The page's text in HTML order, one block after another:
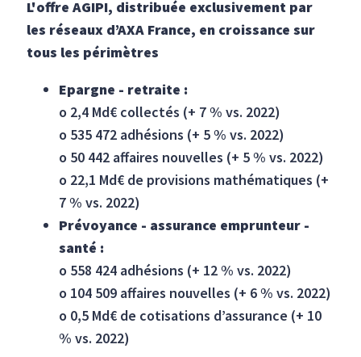
L'offre AGIPI, distribuée exclusivement par
les réseaux d’AXA France, en croissance sur
tous les périmètres
Epargne - retraite :
o 2,4 Md€ collectés (+ 7 % vs. 2022)
o 535 472 adhésions (+ 5 % vs. 2022)
o 50 442 affaires nouvelles (+ 5 % vs. 2022)
o 22,1 Md€ de provisions mathématiques (+
7 % vs. 2022)
Prévoyance - assurance emprunteur -
santé :
o 558 424 adhésions (+ 12 % vs. 2022)
o 104 509 affaires nouvelles (+ 6 % vs. 2022)
o 0,5 Md€ de cotisations d’assurance (+ 10
% vs. 2022)